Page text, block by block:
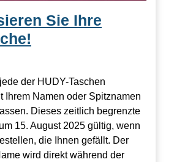
Sie Ihre
der HUDY-Taschen
Ihrem Namen oder Spitznamen
Dieses zeitlich begrenzte
15. August 2025 gültig, wenn
die Ihnen gefällt. Der
wird direkt während der